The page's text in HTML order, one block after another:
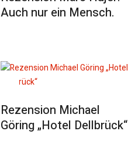
Auch nur ein Mensch.
Rezension Michael
Göring „Hotel Dellbrück“